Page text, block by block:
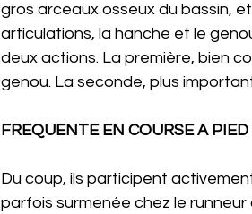
gros arceaux osseux du bassin,
articulations, la hanche et le
deux actions. La première, bien
genou. La seconde, plus
FREQUENTE EN COURSE A
Du coup, ils participent
parfois surmenée chez le